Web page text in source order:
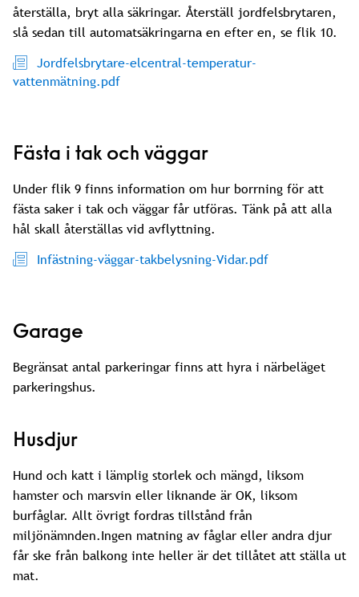
återställa, bryt alla säkringar. Återställ jordfelsbrytaren,
slå sedan till automatsäkringarna en efter en, se flik 10.
Jordfelsbrytare-elcentral-temperatur-
vattenmätning.pdf
Fästa i tak och väggar
Under flik 9 finns information om hur borrning för att
fästa saker i tak och väggar får utföras. Tänk på att alla
hål skall återställas vid avflyttning.
Infästning-väggar-takbelysning-Vidar.pdf
Garage
Begränsat antal parkeringar finns att hyra i närbeläget
parkeringshus.
Husdjur
Hund och katt i lämplig storlek och mängd, liksom
hamster och marsvin eller liknande är OK, liksom
burfåglar. Allt övrigt fordras tillstånd från
miljönämnden.Ingen matning av fåglar eller andra djur
får ske från balkong inte heller är det tillåtet att ställa ut
mat.